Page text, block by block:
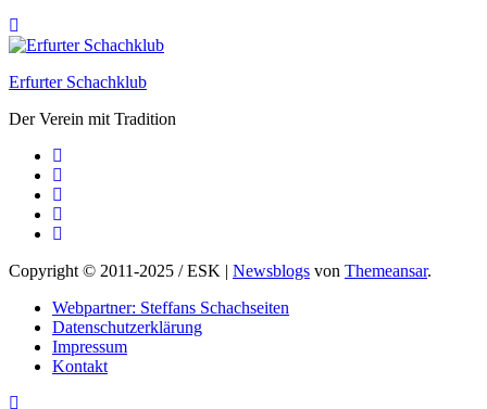
Erfurter Schachklub
Der Verein mit Tradition
Copyright © 2011-2025 / ESK Newsblogs von Themeansar.
Webpartner: Steffans Schachseiten
Datenschutzerklärung
Impressum
Kontakt